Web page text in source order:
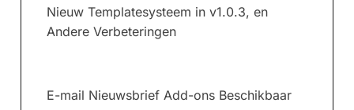
Nieuw Templatesysteem in v1.0.3, en
Andere Verbeteringen
E-mail Nieuwsbrief Add-ons Beschikbaar